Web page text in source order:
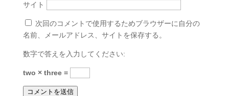
サイト
次回のコメントで使用するためブラウザーに自分の
名前、メールアドレス、サイトを保存する。
数字で答えを入力してください:
two × three =
コメントを送信